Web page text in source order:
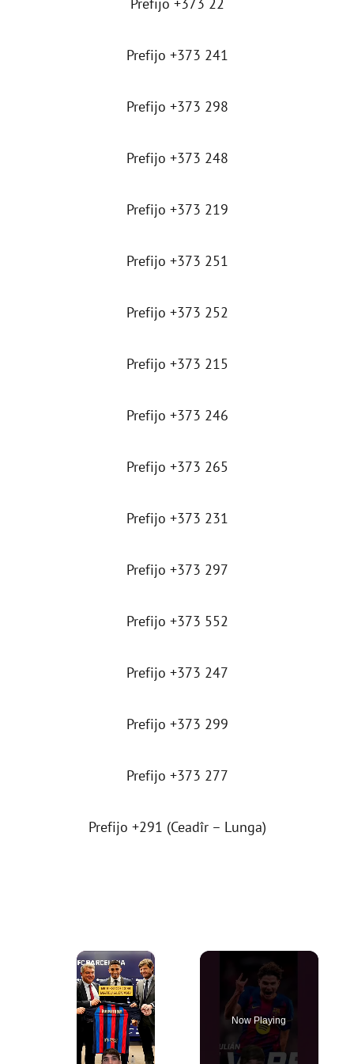
Prefijo +373 241
Prefijo +373 298
Prefijo +373 248
Prefijo +373 219
Prefijo +373 251
Prefijo +373 252
Prefijo +373 215
Prefijo +373 246
Prefijo +373 265
Prefijo +373 231
Prefijo +373 297
Prefijo +373 552
Prefijo +373 247
Prefijo +373 299
Prefijo +373 277
Prefijo +291 (Ceadîr – Lunga)
×
Now Playing